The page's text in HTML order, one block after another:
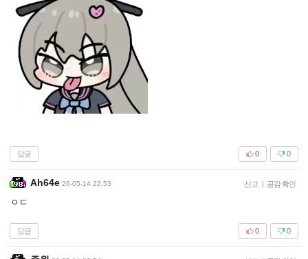
답글 0
0
Ah64e 26-05-14 22:53 신고 | 공감 확인
ㅇㄷ
답글 0
0